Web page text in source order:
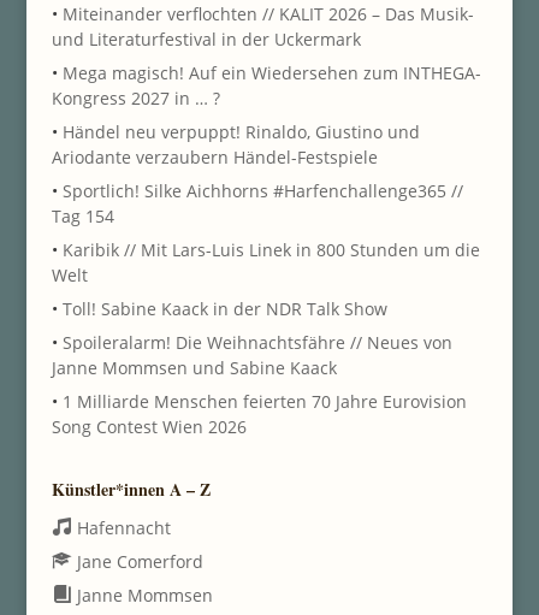
• Miteinander verflochten // KALIT 2026 – Das Musik-
und Literaturfestival in der Uckermark
• Mega magisch! Auf ein Wiedersehen zum INTHEGA-
Kongress 2027 in … ?
• Händel neu verpuppt! Rinaldo, Giustino und
Ariodante verzaubern Händel-Festspiele
• Sportlich! Silke Aichhorns #Harfenchallenge365 //
Tag 154
• Karibik // Mit Lars-Luis Linek in 800 Stunden um die
Welt
• Toll! Sabine Kaack in der NDR Talk Show
• Spoileralarm! Die Weihnachtsfähre // Neues von
Janne Mommsen und Sabine Kaack
• 1 Milliarde Menschen feierten 70 Jahre Eurovision
Song Contest Wien 2026
Künstler*innen A – Z
Hafennacht
Jane Comerford
Janne Mommsen